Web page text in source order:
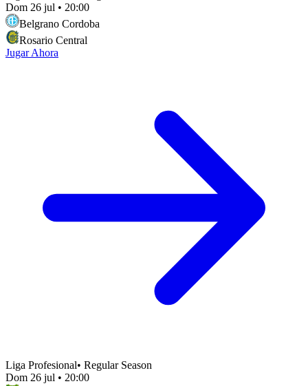
Dom 26 jul • 20:00
Belgrano Cordoba
Rosario Central
Jugar Ahora
Liga Profesional• Regular Season
Dom 26 jul • 20:00